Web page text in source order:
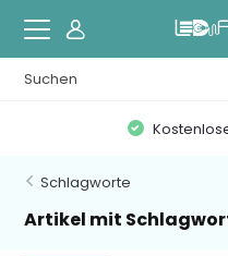
Schlagworte
Artikel mit